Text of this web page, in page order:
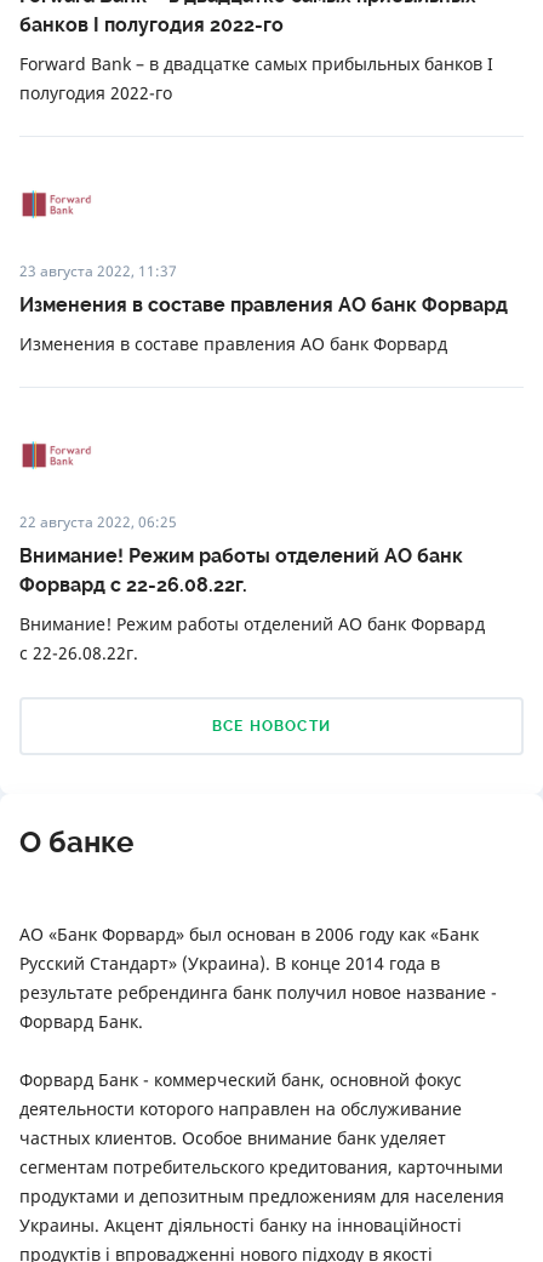
банков I полугодия 2022-го
Forward Bank – в двадцатке самых прибыльных банков I
полугодия 2022-го
23 августа 2022, 11:37
Изменения в составе правления АО банк Форвард
Изменения в составе правления АО банк Форвард
22 августа 2022, 06:25
Внимание! Режим работы отделений АО банк
Форвард с 22-26.08.22г.
Внимание! Режим работы отделений АО банк Форвард
с 22-26.08.22г.
ВСЕ НОВОСТИ
О банке
АО «Банк Форвард» был основан в 2006 году как «Банк
Русский Стандарт» (Украина). В конце 2014 года в
результате ребрендинга банк получил новое название -
Форвард Банк.
Форвард Банк - коммерческий банк, основной фокус
деятельности которого направлен на обслуживание
частных клиентов. Особое внимание банк уделяет
сегментам потребительского кредитования, карточными
продуктами и депозитным предложениям для населения
Украины. Акцент діяльності банку на інноваційності
продуктів і впровадженні нового підходу в якості